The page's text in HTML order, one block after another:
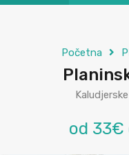
Početna
od 33€